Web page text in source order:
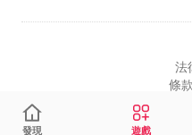
法
條
發現 遊戲